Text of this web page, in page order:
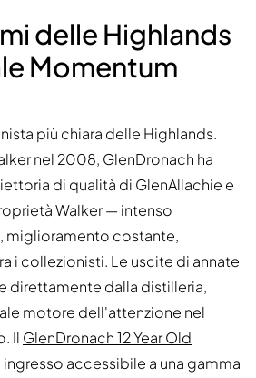
delle Highlands
Momentum
più chiara delle Highlands.
nel 2008, GlenDronach ha
di qualità di GlenAllachie e
Walker — intenso
miglioramento costante,
i collezionisti. Le uscite di annate
direttamente dalla distilleria,
motore dell'attenzione nel
Il GlenDronach 12 Year Old
accessibile a una gamma